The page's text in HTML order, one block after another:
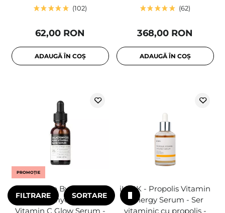
102
62,00 RON
ADAUGĂ ÎN COȘ
62
368,00 RON
ADAUGĂ ÎN COȘ
PROMOȚIE
Some By Mi -
Galactomyces Pure
Vitamin C Glow Serum -
iUNIK - Propolis Vitamin
Synergy Serum - Ser
vitaminic cu propolis -
FILTRARE SORTARE